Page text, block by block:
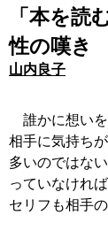
「本を読
性の嘆き
山内良子
誰かに想いを
相手に気持ち
多いのではな
っていなけれ
セリフも相手